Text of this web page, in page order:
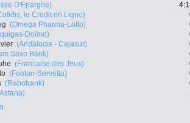
D'Epargne)
le Credit en Ligne)
(Omega Pharma-Lotto)
Doimo)
(Andalucia - Cajasur)
Saxo Bank)
(Francaise des Jeux)
(Footon-Servetto)
(Rabobank)